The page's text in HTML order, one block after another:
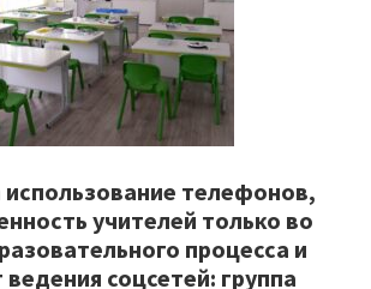
использование телефонов,
учителей только во
процесса и
ведения соцсетей: группа